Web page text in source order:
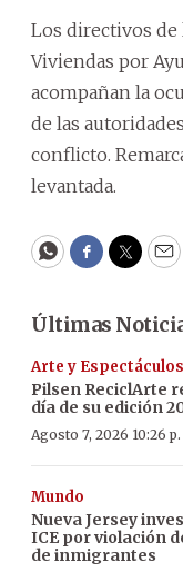
Los directivos de
Viviendas por
acompañan la
de las
conflicto.
levantada.
WhatsApp
Facebook
Últimas
Arte y Espectáculos
Pilsen ReciclArte
día de su edición
Agosto 7, 2026 10:26 p.
Mundo
Nueva Jersey
ICE por violación
de inmigrantes